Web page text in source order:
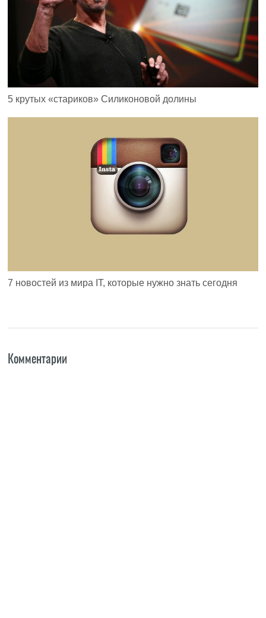
5 крутых «стариков» Силиконовой долины
7 новостей из мира IT, которые нужно знать сегодня
Комментарии